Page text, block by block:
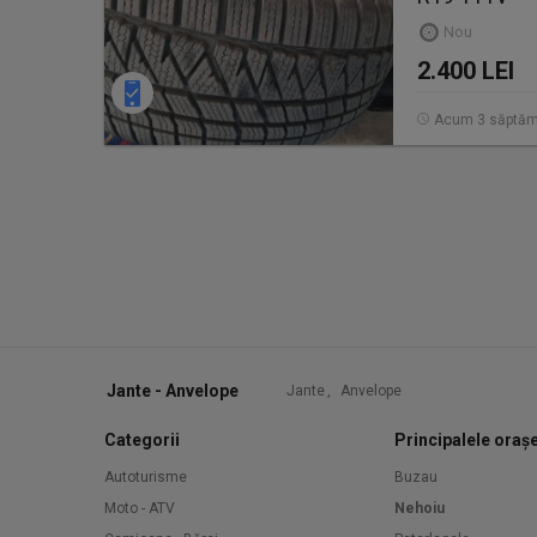
Nou
2.400 LEI
Acum 3
Jante - Anvelope Jante , Anvelope
Categorii
Autoturisme
Moto - ATV
Principalele
Buzau
Nehoiu